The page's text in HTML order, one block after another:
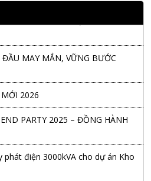
Cho Tàu Vận Tải Minh
MAY MẮN, VỮNG BƯỚC
2026
PARTY 2025 – ĐỒNG HÀNH
phát điện 3000kVA cho dự án Kho